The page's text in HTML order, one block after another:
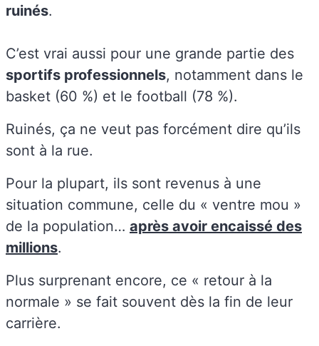
ruinés.
C’est vrai aussi pour une grande partie des
sportifs professionnels, notamment dans le
basket (60 %) et le football (78 %).
Ruinés, ça ne veut pas forcément dire qu’ils
sont à la rue.
Pour la plupart, ils sont revenus à une
situation commune, celle du « ventre mou »
de la population… après avoir encaissé des
millions.
Plus surprenant encore, ce « retour à la
normale » se fait souvent dès la fin de leur
carrière.